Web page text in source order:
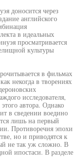
доносится через
английского
в идеальных
просматривается
культуры
в фильмах
некогда в творениях
исследователя,
автора. Однако
в сведении воедино
лишь на первый
Противоречия эпохи
но и приводятся к
не так уж сложно. В
ипостаси. В разделе